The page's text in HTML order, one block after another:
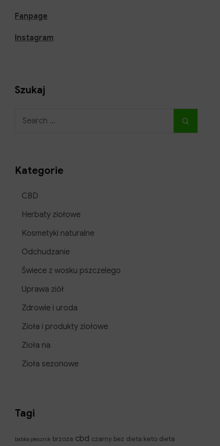
Fanpage
Instagram
Szukaj
Search
Kategorie
CBD
Herbaty ziołowe
Kosmetyki naturalne
Odchudzanie
Świece z wosku pszczelego
Uprawa ziół
Zdrowie i uroda
Zioła i produkty ziołowe
Zioła na
Zioła sezonowe
Tagi
babka płesznik brzoza cbd czarny bez dieta keto dieta